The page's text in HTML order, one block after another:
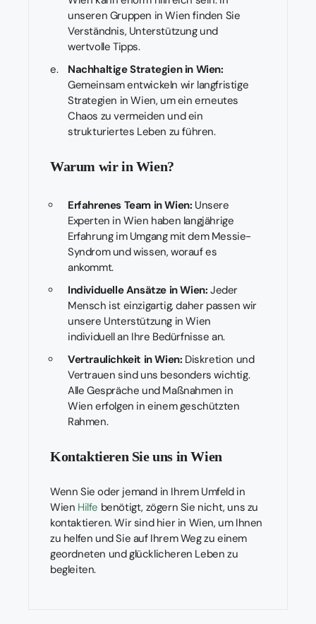
unseren Gruppen in Wien finden Sie
Verständnis, Unterstützung und
wertvolle Tipps.
Nachhaltige Strategien in Wien:
Gemeinsam entwickeln wir langfristige
Strategien in Wien, um ein erneutes
Chaos zu vermeiden und ein
strukturiertes Leben zu führen.
Warum wir in Wien?
Erfahrenes Team in Wien: Unsere
Experten in Wien haben langjährige
Erfahrung im Umgang mit dem Messie-
Syndrom und wissen, worauf es
ankommt.
Individuelle Ansätze in Wien: Jeder
Mensch ist einzigartig, daher passen wir
unsere Unterstützung in Wien
individuell an Ihre Bedürfnisse an.
Vertraulichkeit in Wien: Diskretion und
Vertrauen sind uns besonders wichtig.
Alle Gespräche und Maßnahmen in
Wien erfolgen in einem geschützten
Rahmen.
Kontaktieren Sie uns in Wien
Wenn Sie oder jemand in Ihrem Umfeld in
Wien Hilfe benötigt, zögern Sie nicht, uns zu
kontaktieren. Wir sind hier in Wien, um Ihnen
zu helfen und Sie auf Ihrem Weg zu einem
geordneten und glücklicheren Leben zu
begleiten.